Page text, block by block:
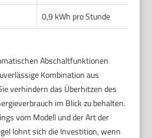
0,9 kWh pro Stunde
Abschaltfunktionen
Kombination aus
verhindern das Überhitzen des
im Blick zu behalten.
vom Modell und der Art der
lohnt sich die Investition, wenn